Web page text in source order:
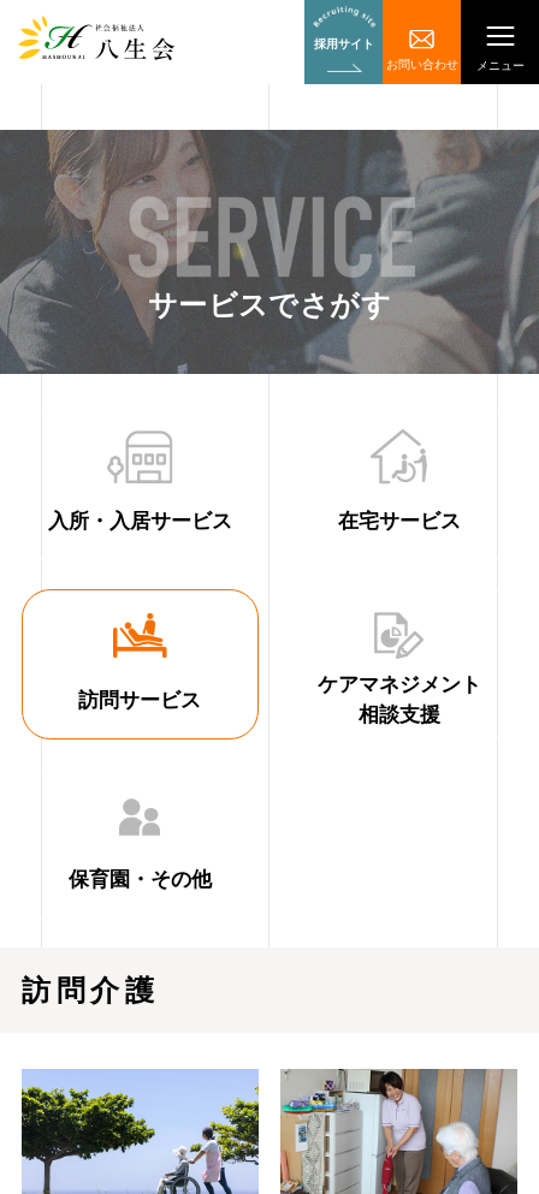
採用サイト
お問い合わせ
メニュー
サービスでさがす
入所・入居サービス 在宅サービス
訪問サービス
ケアマネジメント
相談支援
保育園・その他
訪問介護